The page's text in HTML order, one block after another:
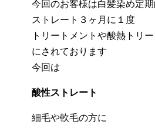
今回のお客様は白髪染め定期
ストレート３ヶ月に１度
トリートメントや酸熱トリ
にされております
今回は
酸性ストレート
細毛や軟毛の方に